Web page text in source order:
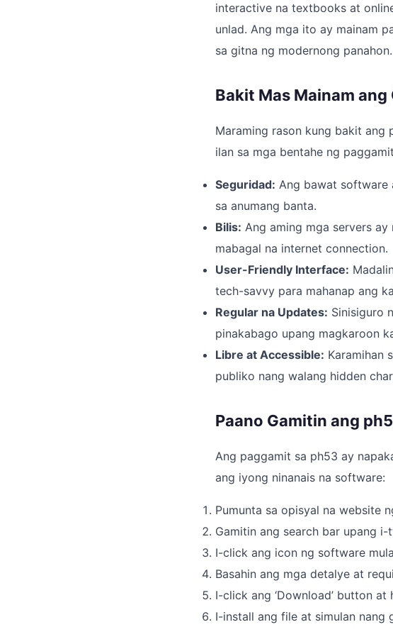
interactive na textbooks at
unlad. Ang mga ito ay mainam
sa gitna ng modernong panahon.
Bakit Mas Mainam
Maraming rason kung bakit
ilan sa mga bentahe ng
Seguridad: Ang bawat software
sa anumang banta.
Bilis: Ang aming mga servers
mabagal na internet connection.
User-Friendly Interface:
tech-savvy para mahanap ang
Regular na Updates: Sinisiguro
pinakabago upang magkaroon
Libre at Accessible: Karamihan
publiko nang walang hidden
Paano Gamitin ang
Ang paggamit sa ph53 ay
ang iyong ninanais na software:
Pumunta sa opisyal na website
Gamitin ang search bar upang
I-click ang icon ng software
Basahin ang mga detalye at
I-click ang ‘Download’ button
I-install ang file at simulan